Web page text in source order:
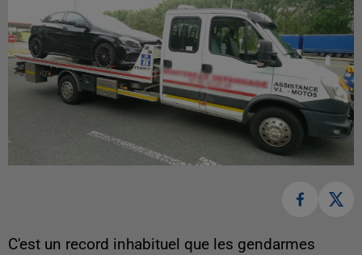
C'est un record inhabituel que les gendarmes